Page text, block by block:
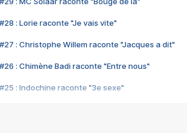
#28 : Lorie raconte "Je vais vite"
#27 : Christophe Willem raconte "Jacques a dit"
#26 : Chimène Badi raconte "Entre nous"
#25 : Indochine raconte "3e sexe"